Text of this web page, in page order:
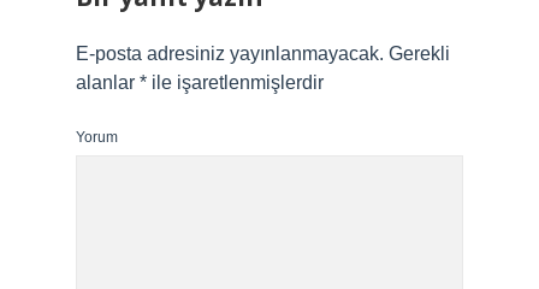
E-posta adresiniz yayınlanmayacak. Gerekli
alanlar * ile işaretlenmişlerdir
Yorum